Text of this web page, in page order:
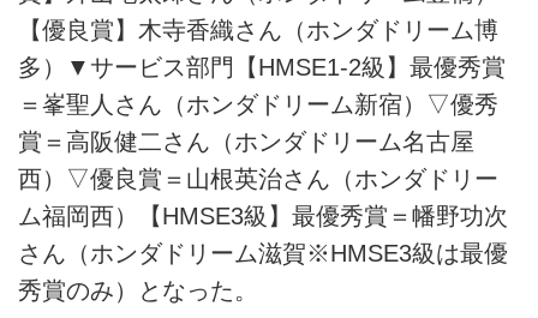
【優良賞】木寺香織さん（ホンダドリーム博
多）▼サービス部門【HMSE1-2級】最優秀賞
＝峯聖人さん（ホンダドリーム新宿）▽優秀
賞＝高阪健二さん（ホンダドリーム名古屋
西）▽優良賞＝山根英治さん（ホンダドリー
ム福岡西）【HMSE3級】最優秀賞＝幡野功次
さん（ホンダドリーム滋賀※HMSE3級は最優
秀賞のみ）となった。